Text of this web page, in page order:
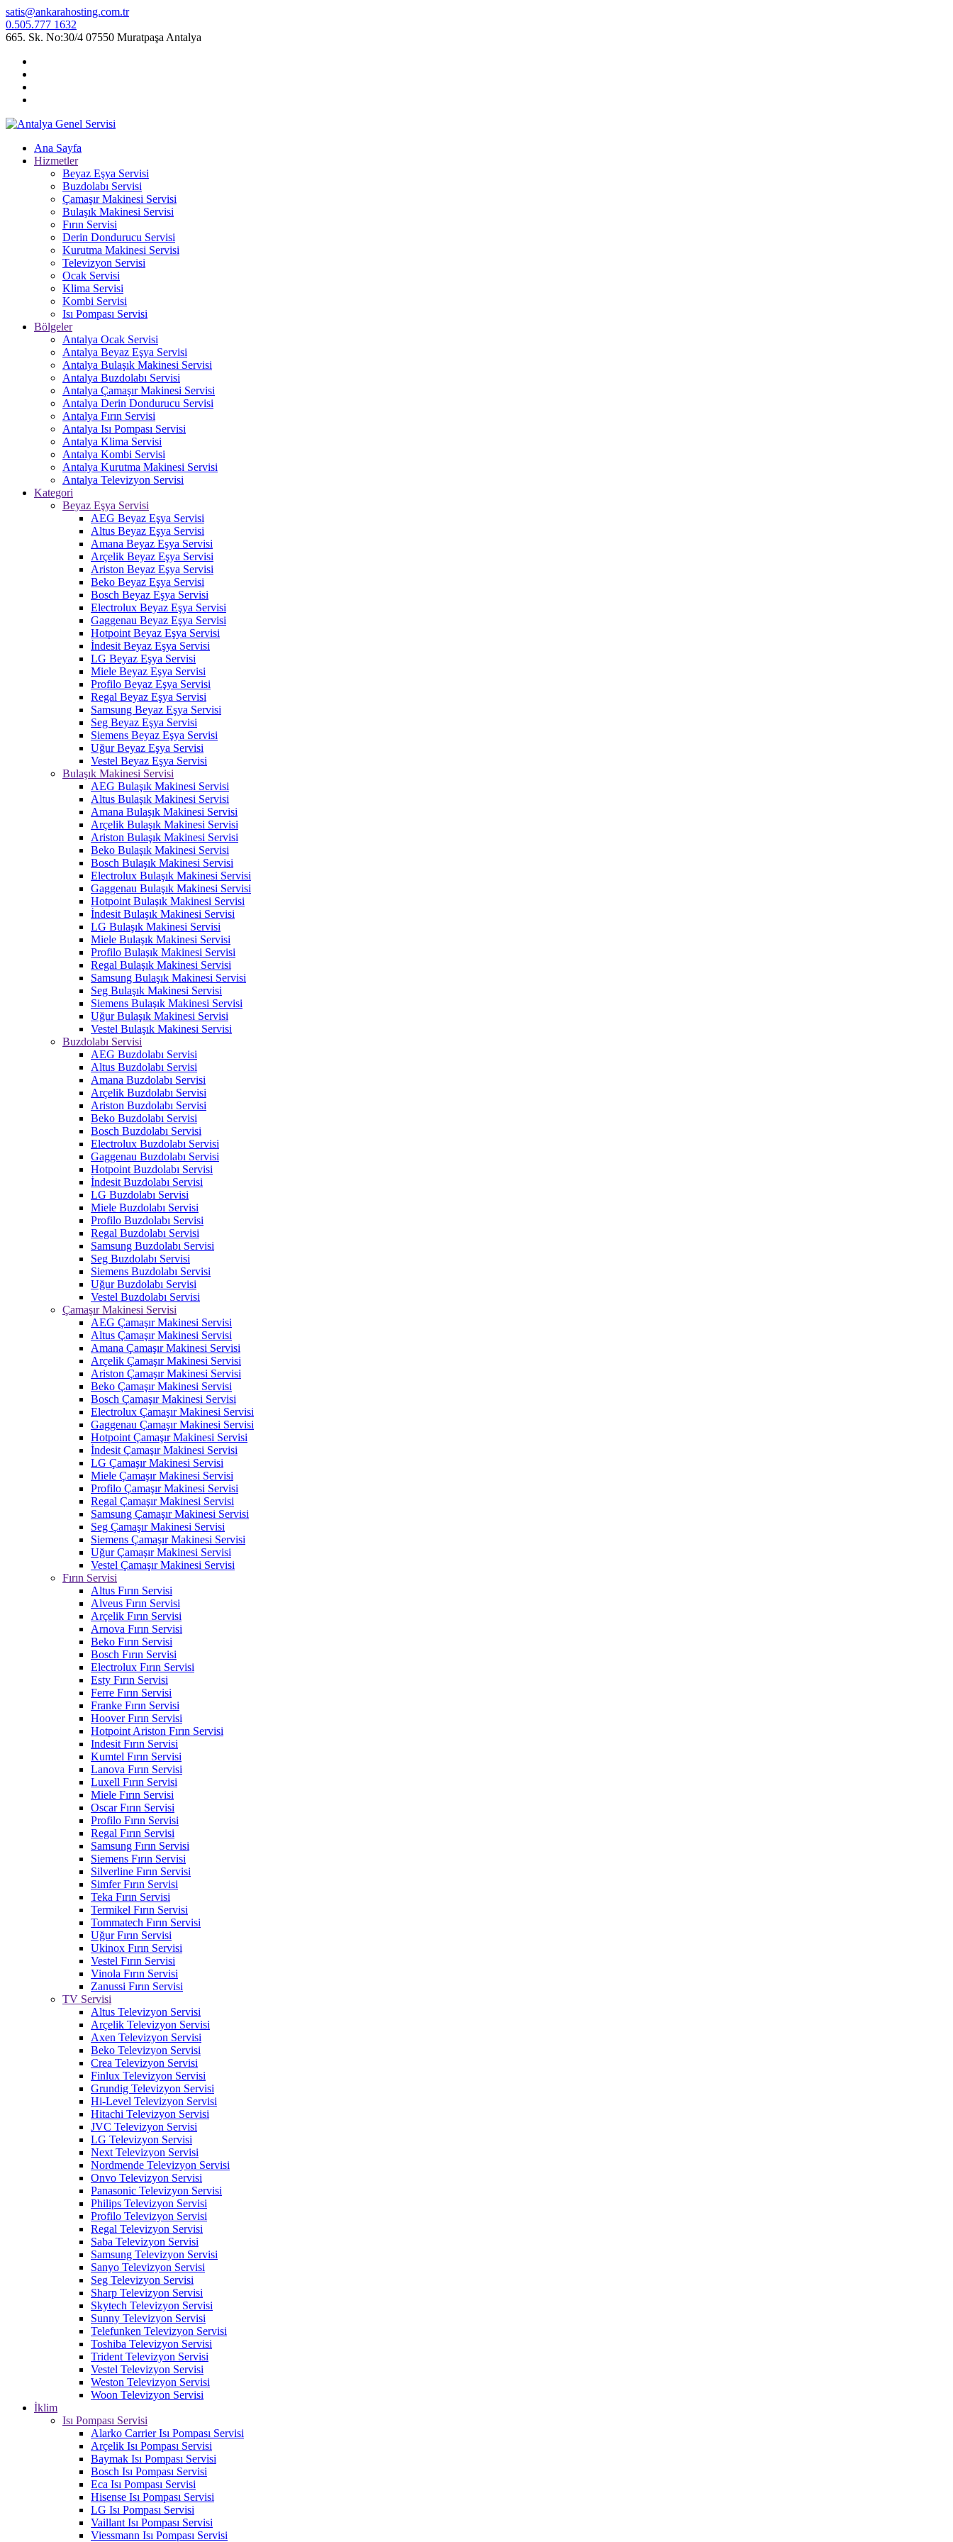
satis@ankarahosting.com.tr
0.505.777 1632
665. Sk. No:30/4 07550 Muratpaşa Antalya
Ana Sayfa
Hizmetler
Beyaz Eşya Servisi
Buzdolabı Servisi
Çamaşır Makinesi Servisi
Bulaşık Makinesi Servisi
Fırın Servisi
Derin Dondurucu Servisi
Kurutma Makinesi Servisi
Televizyon Servisi
Ocak Servisi
Klima Servisi
Kombi Servisi
Isı Pompası Servisi
Bölgeler
Antalya Ocak Servisi
Antalya Beyaz Eşya Servisi
Antalya Bulaşık Makinesi Servisi
Antalya Buzdolabı Servisi
Antalya Çamaşır Makinesi Servisi
Antalya Derin Dondurucu Servisi
Antalya Fırın Servisi
Antalya Isı Pompası Servisi
Antalya Klima Servisi
Antalya Kombi Servisi
Antalya Kurutma Makinesi Servisi
Antalya Televizyon Servisi
Kategori
Beyaz Eşya Servisi
AEG Beyaz Eşya Servisi
Altus Beyaz Eşya Servisi
Amana Beyaz Eşya Servisi
Arçelik Beyaz Eşya Servisi
Ariston Beyaz Eşya Servisi
Beko Beyaz Eşya Servisi
Bosch Beyaz Eşya Servisi
Electrolux Beyaz Eşya Servisi
Gaggenau Beyaz Eşya Servisi
Hotpoint Beyaz Eşya Servisi
İndesit Beyaz Eşya Servisi
LG Beyaz Eşya Servisi
Miele Beyaz Eşya Servisi
Profilo Beyaz Eşya Servisi
Regal Beyaz Eşya Servisi
Samsung Beyaz Eşya Servisi
Seg Beyaz Eşya Servisi
Siemens Beyaz Eşya Servisi
Uğur Beyaz Eşya Servisi
Vestel Beyaz Eşya Servisi
Bulaşık Makinesi Servisi
AEG Bulaşık Makinesi Servisi
Altus Bulaşık Makinesi Servisi
Amana Bulaşık Makinesi Servisi
Arçelik Bulaşık Makinesi Servisi
Ariston Bulaşık Makinesi Servisi
Beko Bulaşık Makinesi Servisi
Bosch Bulaşık Makinesi Servisi
Electrolux Bulaşık Makinesi Servisi
Gaggenau Bulaşık Makinesi Servisi
Hotpoint Bulaşık Makinesi Servisi
İndesit Bulaşık Makinesi Servisi
LG Bulaşık Makinesi Servisi
Miele Bulaşık Makinesi Servisi
Profilo Bulaşık Makinesi Servisi
Regal Bulaşık Makinesi Servisi
Samsung Bulaşık Makinesi Servisi
Seg Bulaşık Makinesi Servisi
Siemens Bulaşık Makinesi Servisi
Uğur Bulaşık Makinesi Servisi
Vestel Bulaşık Makinesi Servisi
Buzdolabı Servisi
AEG Buzdolabı Servisi
Altus Buzdolabı Servisi
Amana Buzdolabı Servisi
Arçelik Buzdolabı Servisi
Ariston Buzdolabı Servisi
Beko Buzdolabı Servisi
Bosch Buzdolabı Servisi
Electrolux Buzdolabı Servisi
Gaggenau Buzdolabı Servisi
Hotpoint Buzdolabı Servisi
İndesit Buzdolabı Servisi
LG Buzdolabı Servisi
Miele Buzdolabı Servisi
Profilo Buzdolabı Servisi
Regal Buzdolabı Servisi
Samsung Buzdolabı Servisi
Seg Buzdolabı Servisi
Siemens Buzdolabı Servisi
Uğur Buzdolabı Servisi
Vestel Buzdolabı Servisi
Çamaşır Makinesi Servisi
AEG Çamaşır Makinesi Servisi
Altus Çamaşır Makinesi Servisi
Amana Çamaşır Makinesi Servisi
Arçelik Çamaşır Makinesi Servisi
Ariston Çamaşır Makinesi Servisi
Beko Çamaşır Makinesi Servisi
Bosch Çamaşır Makinesi Servisi
Electrolux Çamaşır Makinesi Servisi
Gaggenau Çamaşır Makinesi Servisi
Hotpoint Çamaşır Makinesi Servisi
İndesit Çamaşır Makinesi Servisi
LG Çamaşır Makinesi Servisi
Miele Çamaşır Makinesi Servisi
Profilo Çamaşır Makinesi Servisi
Regal Çamaşır Makinesi Servisi
Samsung Çamaşır Makinesi Servisi
Seg Çamaşır Makinesi Servisi
Siemens Çamaşır Makinesi Servisi
Uğur Çamaşır Makinesi Servisi
Vestel Çamaşır Makinesi Servisi
Fırın Servisi
Altus Fırın Servisi
Alveus Fırın Servisi
Arçelik Fırın Servisi
Arnova Fırın Servisi
Beko Fırın Servisi
Bosch Fırın Servisi
Electrolux Fırın Servisi
Esty Fırın Servisi
Ferre Fırın Servisi
Franke Fırın Servisi
Hoover Fırın Servisi
Hotpoint Ariston Fırın Servisi
Indesit Fırın Servisi
Kumtel Fırın Servisi
Lanova Fırın Servisi
Luxell Fırın Servisi
Miele Fırın Servisi
Oscar Fırın Servisi
Profilo Fırın Servisi
Regal Fırın Servisi
Samsung Fırın Servisi
Siemens Fırın Servisi
Silverline Fırın Servisi
Simfer Fırın Servisi
Teka Fırın Servisi
Termikel Fırın Servisi
Tommatech Fırın Servisi
Uğur Fırın Servisi
Ukinox Fırın Servisi
Vestel Fırın Servisi
Vinola Fırın Servisi
Zanussi Fırın Servisi
TV Servisi
Altus Televizyon Servisi
Arçelik Televizyon Servisi
Axen Televizyon Servisi
Beko Televizyon Servisi
Crea Televizyon Servisi
Finlux Televizyon Servisi
Grundig Televizyon Servisi
Hi-Level Televizyon Servisi
Hitachi Televizyon Servisi
JVC Televizyon Servisi
LG Televizyon Servisi
Next Televizyon Servisi
Nordmende Televizyon Servisi
Onvo Televizyon Servisi
Panasonic Televizyon Servisi
Philips Televizyon Servisi
Profilo Televizyon Servisi
Regal Televizyon Servisi
Saba Televizyon Servisi
Samsung Televizyon Servisi
Sanyo Televizyon Servisi
Seg Televizyon Servisi
Sharp Televizyon Servisi
Skytech Televizyon Servisi
Sunny Televizyon Servisi
Telefunken Televizyon Servisi
Toshiba Televizyon Servisi
Trident Televizyon Servisi
Vestel Televizyon Servisi
Weston Televizyon Servisi
Woon Televizyon Servisi
İklim
Isı Pompası Servisi
Alarko Carrier Isı Pompası Servisi
Arçelik Isı Pompası Servisi
Baymak Isı Pompası Servisi
Bosch Isı Pompası Servisi
Eca Isı Pompası Servisi
Hisense Isı Pompası Servisi
LG Isı Pompası Servisi
Vaillant Isı Pompası Servisi
Viessmann Isı Pompası Servisi